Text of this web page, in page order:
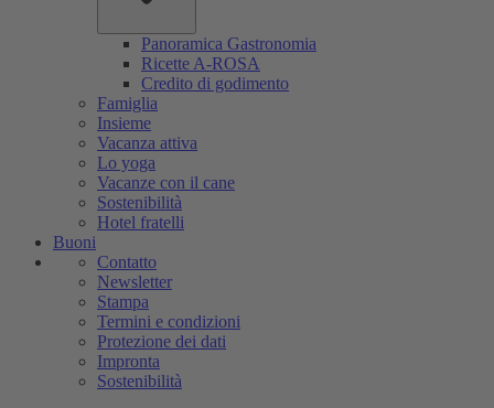
Panoramica Gastronomia
Ricette A-ROSA
Credito di godimento
Famiglia
Insieme
Vacanza attiva
Lo yoga
Vacanze con il cane
Sostenibilità
Hotel fratelli
Buoni
Contatto
Newsletter
Stampa
Termini e condizioni
Protezione dei dati
Impronta
Sostenibilità